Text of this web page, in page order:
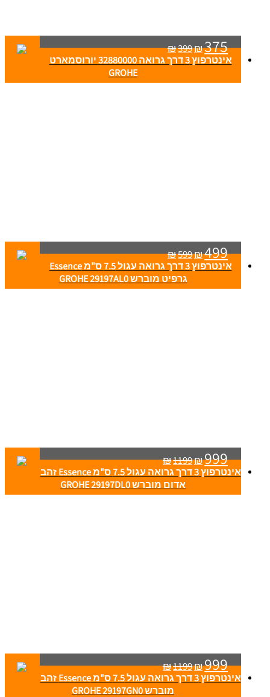
₪399₪375
אינטרפוץ 3 דרך גרואה 32880000 יורוסמארט
GROHE
₪599₪499
אינטרפוץ 3 דרך גרואה עגול 7.5 ס"מ Essence
גרפיט מוברש GROHE 29197AL0
₪1199₪999
אינטרפוץ 3 דרך גרואה עגול 7.5 ס"מ Essence זהב
אדום מוברש GROHE 29197DL0
₪1199₪999
אינטרפוץ 3 דרך גרואה עגול 7.5 ס"מ Essence זהב
מוברש GROHE 29197GN0